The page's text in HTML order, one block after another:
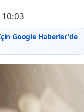
Google Haberler'de